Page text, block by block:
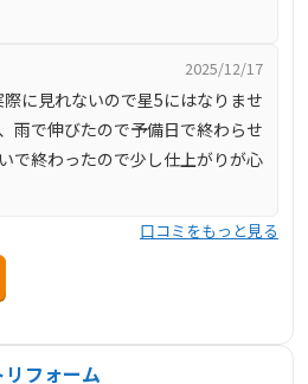
2025/12/17
際に見れないので星5にはなりませ
雨で伸びたので予備日で終わらせ
で終わったので少し仕上がりが心
口コミをもっと見る
フォーム